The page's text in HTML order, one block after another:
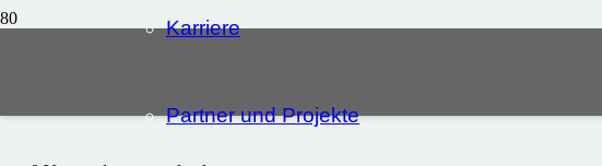
Karriere
Partner und Projekte